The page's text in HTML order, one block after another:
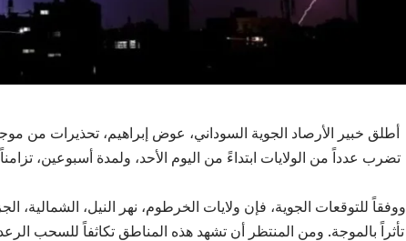
أطلق خبير الأرصاد الجوية السوداني، عوض إبراهيم، تحذيرات من
تضرب عدداً من الولايات ابتداءً من اليوم الأحد، ولمدة أسبوعين،
ووفقاً للتوقعات الجوية، فإن ولايات الخرطوم، نهر النيل، الشمالية،
تأثراً بالموجة. ومن المنتظر أن تشهد هذه المناطق تكاثفاً للسحب